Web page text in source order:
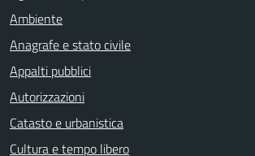
Ambiente
Anagrafe e stato civile
Appalti pubblici
Autorizzazioni
Catasto e urbanistica
Cultura e tempo libero